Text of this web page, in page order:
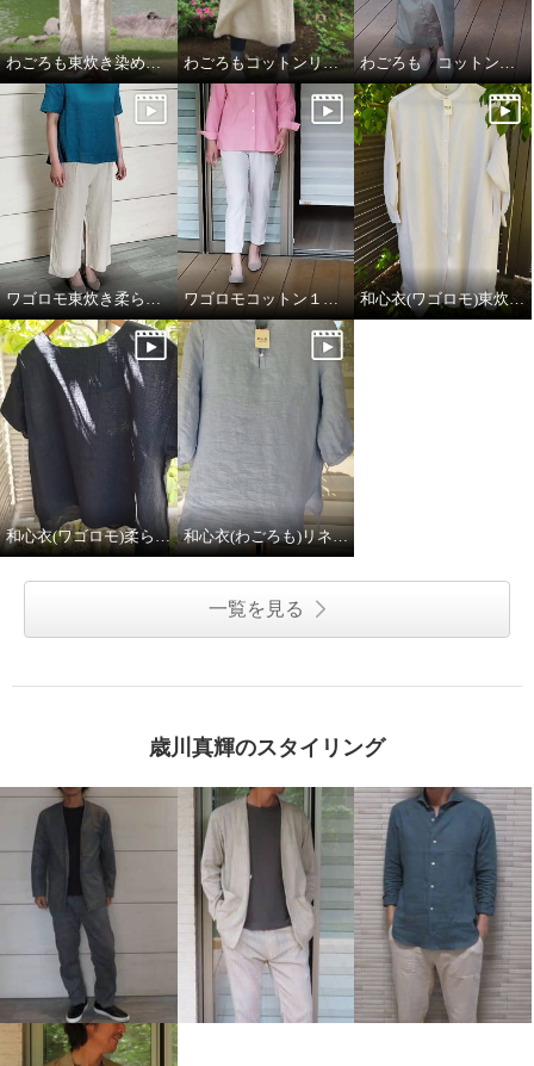
わごろも東炊き染め綿１００%柔らかガーゼプルオーバー、わごろも東炊き染めリネン１００%リラックスパンツ わごろもコットンリネンダンガリーワンピース わごろも コットン１００%ダンガリーシャツ
ワゴロモ東炊き柔らかガーゼプルオーバー ワゴロモ東炊きリネンリラックスパンツ ワゴロモコットン１００%ダンガリーシャツ 和心衣(ワゴロモ)東炊きローンワンピース
和心衣(ワゴロモ)柔らかガーゼ 和心衣(わごろも)リネン１００%チュニック
一覧を見る
歳川真輝のスタイリング